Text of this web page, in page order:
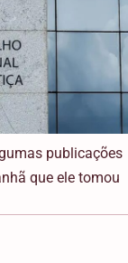
publicações
que ele tomou